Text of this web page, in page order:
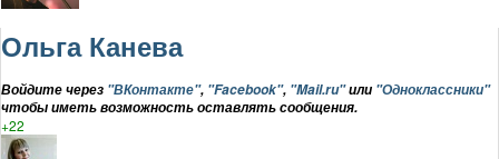
Ольга Канева
Войдите через "ВКонтакте", "Facebook", "Mail.ru"или "Одноклассники"
чтобы иметь возможность оставлять сообщения.
+22